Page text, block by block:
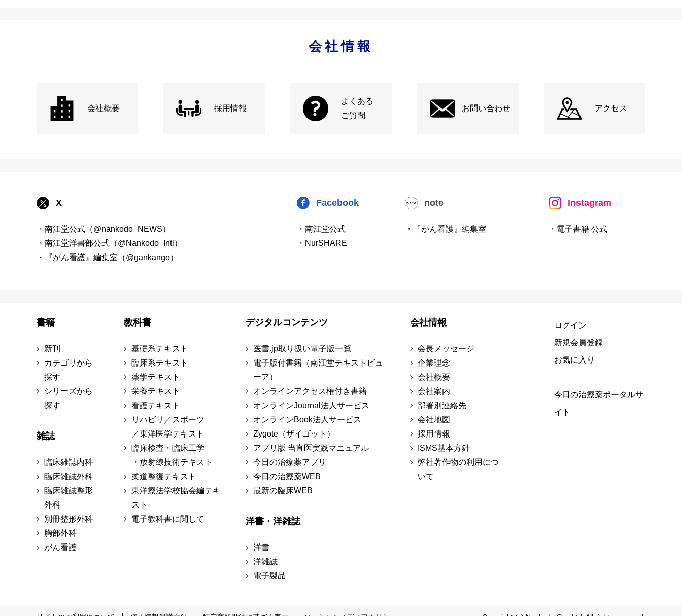
会社情報
会社概要 採用情報
よくある
ご質問
お問い合わせ アクセス
X
・南江堂公式（@nankodo_NEWS）
・南江堂洋書部公式（@Nankodo_Intl）
・『がん看護』編集室（@gankango）
Facebook
・南江堂公式
・NurSHARE
note
・『がん看護』編集室
Instagram
・電子書籍 公式
書籍
新刊
カテゴリから
探す
シリーズから
探す
雑誌
臨床雑誌内科
臨床雑誌外科
臨床雑誌整形
外科
別冊整形外科
胸部外科
がん看護
教科書
基礎系テキスト
臨床系テキスト
薬学テキスト
栄養テキスト
看護テキスト
リハビリ／スポーツ
／東洋医学テキスト
臨床検査・臨床工学
・放射線技術テキスト
柔道整復テキスト
東洋療法学校協会編テキ
スト
電子教科書に関して
デジタルコンテンツ
医書.jp取り扱い電子版一覧
電子版付書籍（南江堂テキストビュ
ーア）
オンラインアクセス権付き書籍
オンラインJournal法人サービス
オンラインBook法人サービス
Zygote（ザイゴット）
アプリ版 当直医実践マニュアル
今日の治療薬アプリ
今日の治療薬WEB
最新の臨床WEB
洋書・洋雑誌
洋書
洋雑誌
電子製品
会社情報
会長メッセージ
企業理念
会社概要
会社案内
部署別連絡先
会社地図
採用情報
ISMS基本方針
弊社著作物の利用につ
いて
ログイン
新規会員登録
お気に入り
今日の治療薬ポータルサ
イト